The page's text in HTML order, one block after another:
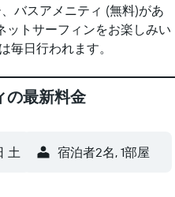
バスアメニティ (無料)があ
ットサーフィンをお楽しみい
毎日行われます。
の最新料金
土 宿泊者2名, 1​部屋